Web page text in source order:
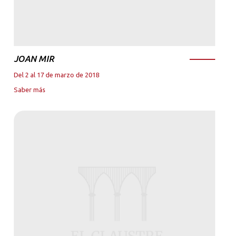
JOAN MIR
Del 2 al 17 de marzo de 2018
Saber más